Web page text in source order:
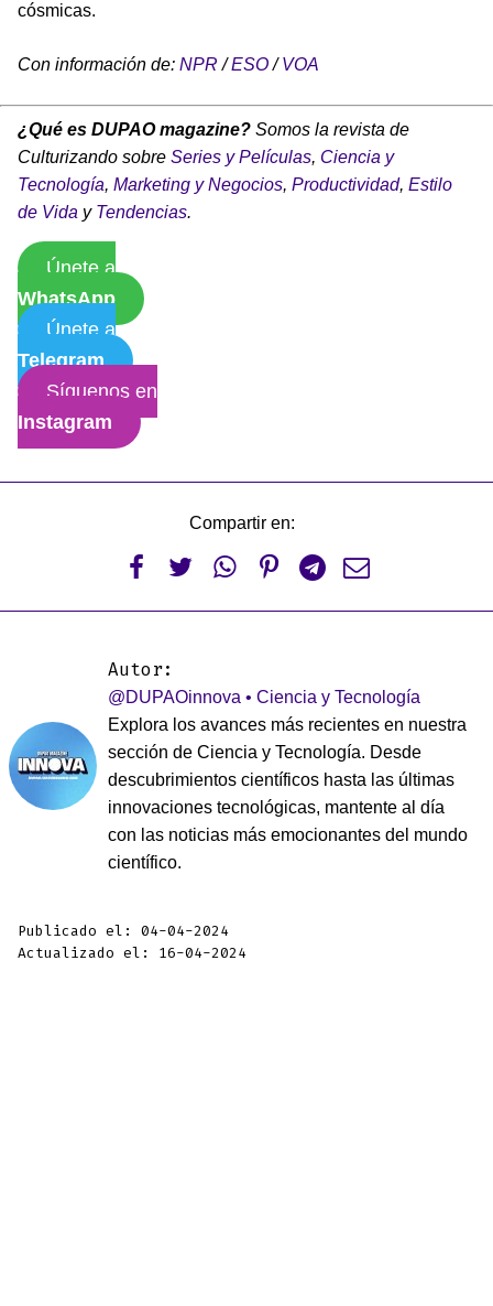
cósmicas.
Con información de: NPR /ESO/VOA
¿Qué es DUPAO magazine? Somos la revista de
Culturizando sobre Series y Películas, Ciencia y
Tecnología, Marketing y Negocios, Productividad, Estilo
de Vida y Tendencias.
Únete a
WhatsApp
Únete a
Telegram
Síguenos en
Instagram
Compartir en:
     
Autor:
@DUPAOinnova • Ciencia y Tecnología
Explora los avances más recientes en nuestra
sección de Ciencia y Tecnología. Desde
descubrimientos científicos hasta las últimas
innovaciones tecnológicas, mantente al día
con las noticias más emocionantes del mundo
científico.
Publicado el: 04-04-2024
Actualizado el: 16-04-2024